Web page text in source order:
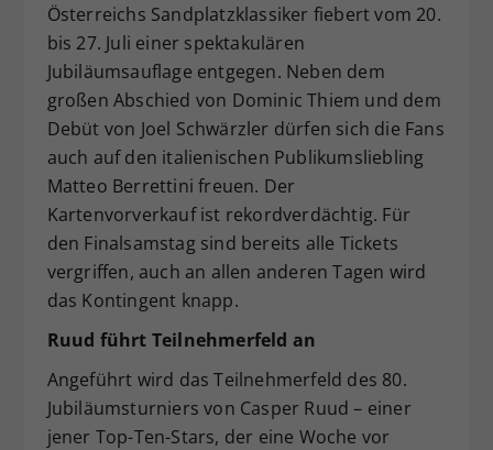
Österreichs Sandplatzklassiker fiebert vom 20.
bis 27. Juli einer spektakulären
Jubiläumsauflage entgegen. Neben dem
großen Abschied von Dominic Thiem und dem
Debüt von Joel Schwärzler dürfen sich die Fans
auch auf den italienischen Publikumsliebling
Matteo Berrettini freuen. Der
Kartenvorverkauf ist rekordverdächtig. Für
den Finalsamstag sind bereits alle Tickets
vergriffen, auch an allen anderen Tagen wird
das Kontingent knapp.
Ruud führt Teilnehmerfeld an
Angeführt wird das Teilnehmerfeld des 80.
Jubiläumsturniers von Casper Ruud – einer
jener Top-Ten-Stars, der eine Woche vor
Zweck
Dieser Wert speichert Ihre Consent-
Einstellungen. Unter anderem eine
zufällig generierte ID, für die
historische Speicherung Ihrer
vorgenommen Einstellungen, falls der
Webseiten-Betreiber dies eingestellt